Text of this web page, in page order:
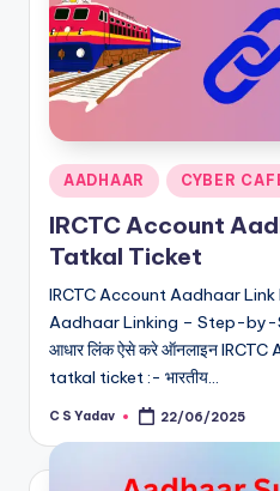
Posted
in
AADHAAR CYBER
IRCTC Account
Tatkal Ticket
IRCTC Account Aadhaar
Aadhaar Linking – Step-by-
आधार लिंक ऐसे करे ऑनलाइन
tatkal ticket :- भारतीय…
Posted
C S Yadav 22/06/2025